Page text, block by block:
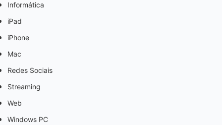
Informática
iPad
iPhone
Mac
Redes Sociais
Streaming
Web
Windows PC